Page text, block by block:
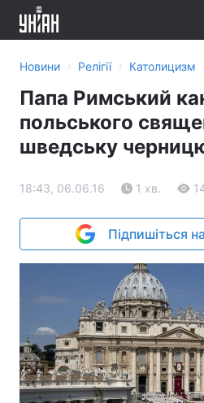
Новини › Релігії › Католицизм
Папа Римський
польського
шведську
18:43, 06.06.16 1 хв.
Підпишіться